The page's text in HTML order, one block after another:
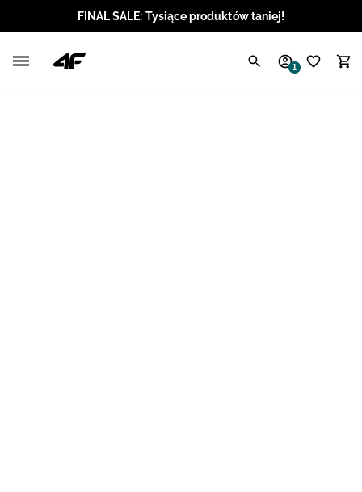
FINAL SALE: Tysiące produktów taniej!
1